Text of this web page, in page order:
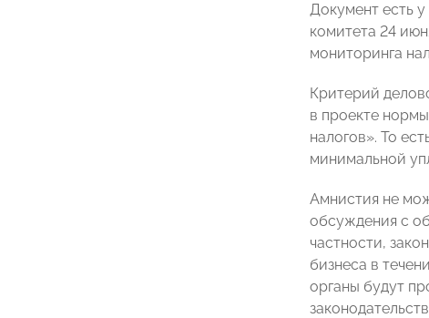
Документ есть
комитета 24
мониторинга
Критерий
в проекте
налогов». То
минимальной
Амнистия не
обсуждения с
частности,
бизнеса в
органы будут